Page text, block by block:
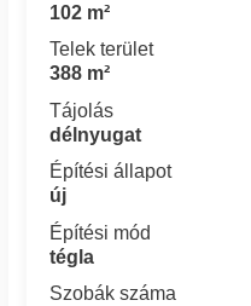
102 m²
Telek terület
388 m²
Tájolás
délnyugat
Építési állapot
új
Építési mód
tégla
Szobák száma